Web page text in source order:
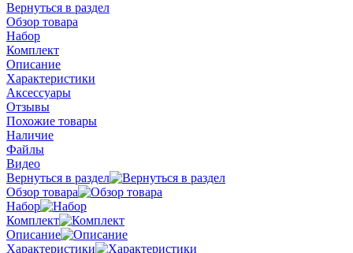
Вернуться в раздел
Обзор товара
Набор
Комплект
Описание
Характеристики
Аксессуары
Отзывы
Похожие товары
Наличие
Файлы
Видео
Вернуться в раздел
Обзор товара
Набор
Комплект
Описание
Характеристики